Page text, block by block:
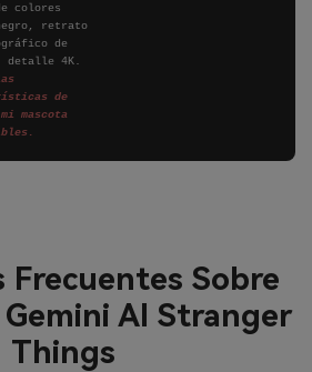
colores
retrato
de
detalle 4K.
de
mascota
Frecuentes Sobre
AI Stranger
Things